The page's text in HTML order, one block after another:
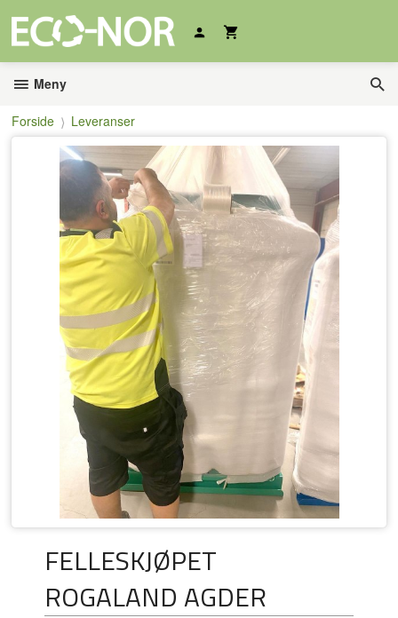
innholdet
Meny
Forside Leveranser
FELLESKJØPET
ROGALAND AGDER